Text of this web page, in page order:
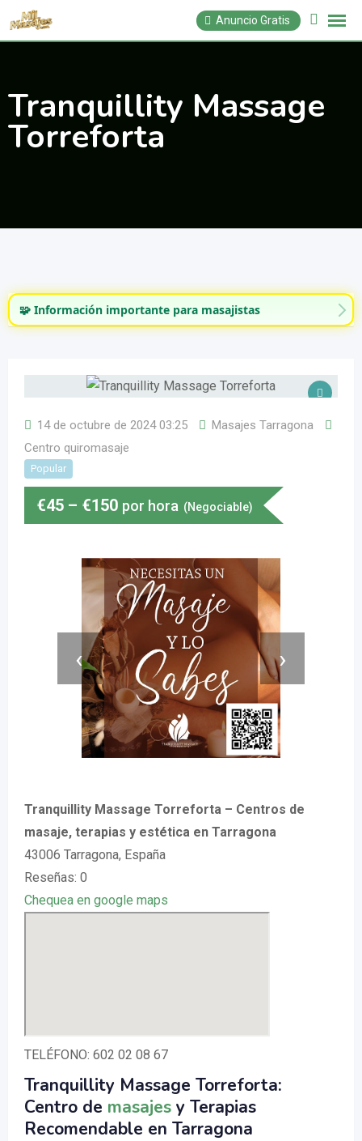
Saltar
Anuncio Gratis
Tranquillity Massage
Torreforta
🧩 Información importante para masajistas
14 de octubre de 2024 03:25
Masajes Tarragona
Centro quiromasaje
Popular
€45 – €150 por hora (Negociable)
‹ ›
Tranquillity Massage Torreforta – Centros de
masaje, terapias y estética en Tarragona
43006 Tarragona, España
Reseñas: 0
Chequea en google maps
TELÉFONO: 602 02 08 67
Tranquillity Massage Torreforta:
Centro de masajes y Terapias
Recomendable en Tarragona